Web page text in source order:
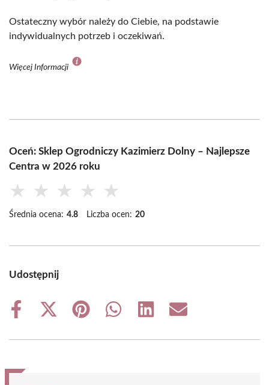
Ostateczny wybór należy do Ciebie, na podstawie
indywidualnych potrzeb i oczekiwań.
Więcej Informacji
Oceń: Sklep Ogrodniczy Kazimierz Dolny – Najlepsze
Centra w 2026 roku
★ ★ ★ ★ ★
Średnia ocena: 4.8 Liczba ocen: 20
Udostępnij
Share
Share
(Twitter)
Share
Share
Share
Share